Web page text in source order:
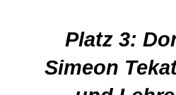
Platz 3:
Simeon